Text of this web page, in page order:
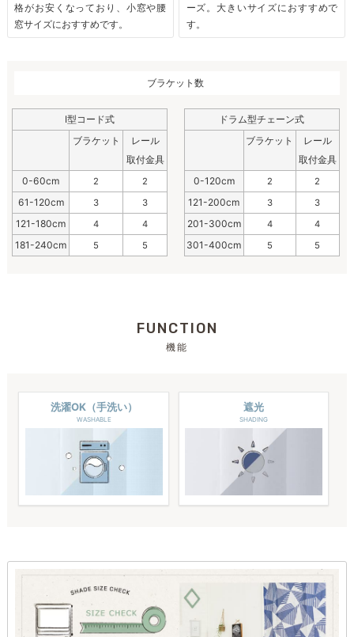
格がお安くなっており、小窓や腰
窓サイズにおすすめです。
ーズ。大きいサイズにおすすめで
す。
ブラケット数
I型コード式
ブラケット
レール
取付金具
0-60cm
2 2
61-120cm 3 3
121-180cm 4 4
181-240cm 5 5
ドラム型チェーン式
ブラケット
レール
取付金具
0-120cm
2 2
121-200cm 3 3
201-300cm 4 4
301-400cm 5 5
FUNCTION
機能
洗濯OK（手洗い）
WASHABLE
遮光
SHADING